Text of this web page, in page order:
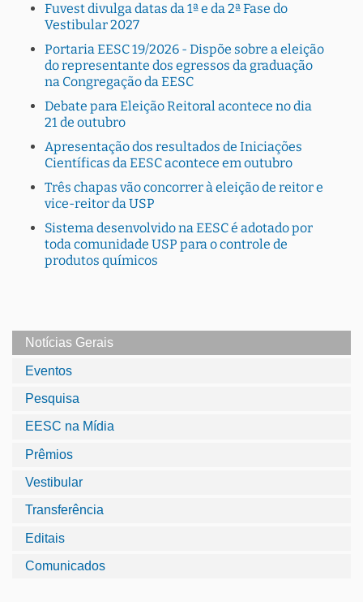
Fuvest divulga datas da 1ª e da 2ª Fase do
Vestibular 2027
Portaria EESC 19/2026 - Dispõe sobre a eleição
do representante dos egressos da graduação
na Congregação da EESC
Debate para Eleição Reitoral acontece no dia
21 de outubro
Apresentação dos resultados de Iniciações
Científicas da EESC acontece em outubro
Três chapas vão concorrer à eleição de reitor e
vice-reitor da USP
Sistema desenvolvido na EESC é adotado por
toda comunidade USP para o controle de
produtos químicos
Notícias Gerais
Eventos
Pesquisa
EESC na Mídia
Prêmios
Vestibular
Transferência
Editais
Comunicados